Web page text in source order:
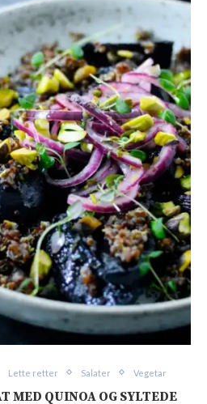
Lette retter Salater Vegetar
MED QUINOA OG SYLTEDE